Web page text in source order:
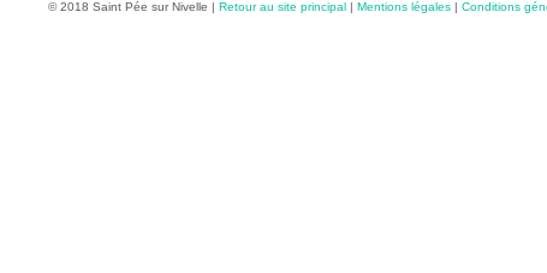
© 2018 Saint Pée sur Nivelle | Retour au site principal | Mentions légales | Conditions